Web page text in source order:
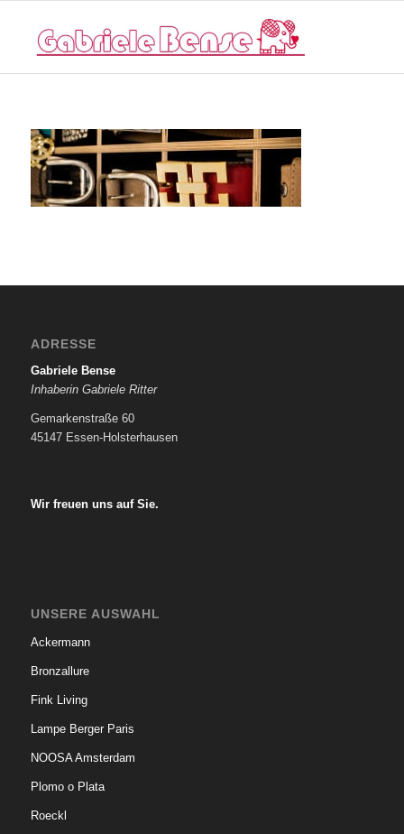
ADRESSE
Gabriele Bense
Inhaberin Gabriele Ritter
Gemarkenstraße 60
45147 Essen-Holsterhausen
Wir freuen uns auf Sie.
UNSERE AUSWAHL
Ackermann
Bronzallure
Fink Living
Lampe Berger Paris
NOOSA Amsterdam
Plomo o Plata
Roeckl